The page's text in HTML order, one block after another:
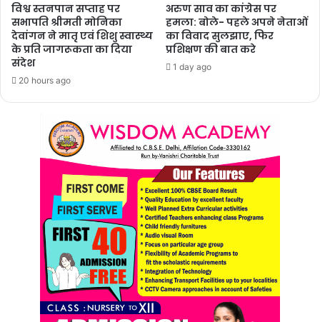
विश्व स्तनपान सप्ताह पर
सभापति श्रीमती मोनिका
देवांगन ने मातृ एवं शिशु स्वास्थ्य
के प्रति जागरूकता का दिया
संदेश
20 hours ago
अरुण साव का कांग्रेस पर
हमला: बोले- पहले अपने नेताओं
का विवाद सुलझाए, फिर
प्रशिक्षण की बात करे
1 day ago